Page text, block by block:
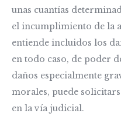
unas cuantías
el incumplimiento de la
entiende incluidos los
en todo caso, de poder
daños especialmente
morales, puede
en la vía judicial.